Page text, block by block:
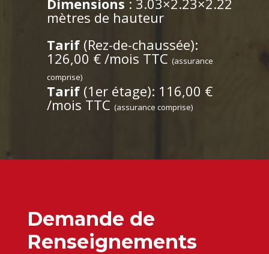
mètres de hauteur
Tarif(Rez-de-chaussée):
126,00 € /mois TTC (assurance
comprise)
Tarif(1er étage): 116,00 €
/mois TTC (assurance comprise)
Demande de
Renseignements